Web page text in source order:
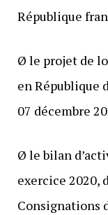
République
Ø le projet de
en République
07 décembre
Ø le bilan
exercice 2020,
Consignations